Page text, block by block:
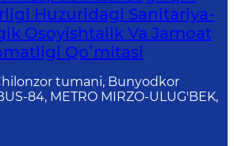
Huzuridagi Sanitariya-
Osoyishtalik Va Jamoat
Qoʻmitasi
tumani, Bunyodkor
84, METRO MIRZO-ULUG'BEK,